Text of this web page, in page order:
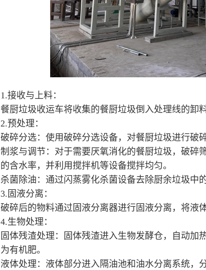
1.接收与上料：
餐厨垃圾收运车将收集的餐厨垃圾倒入处理线的卸
2.预处理：
破碎分选：使用破碎分选设备，对餐厨垃圾进行破
制浆与调节：对于需要厌氧消化的餐厨垃圾，破碎
的含水率，并利用搅拌机等设备搅拌均匀。
杀菌除油：通过闪蒸雾化杀菌设备去除厨余垃圾中
3.固液分离：
破碎后的物料通过固液分离器进行固液分离，将液
4.生物处理：
固体残渣处理：固体残渣进入生物发酵仓，自动
为有机肥。
液体处理：液体部分进入隔油池和油水分离系统，